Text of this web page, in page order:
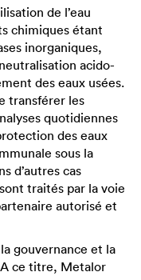
de l’eau
chimiques étant
inorganiques,
acido-
des eaux usées.
transférer les
quotidiennes
des eaux
sous la
d’autres cas
traités par la voie
autorisé et
gouvernance et la
ce titre, Metalor